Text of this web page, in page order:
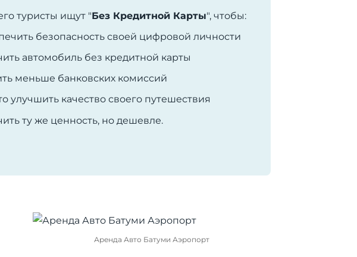
туристы ищут "Без Кредитной Карты", чтобы:
безопасность своей цифровой личности
автомобиль без кредитной карты
меньше банковских комиссий
улучшить качество своего путешествия
ту же ценность, но дешевле.
Аренда Авто Батуми Аэропорт